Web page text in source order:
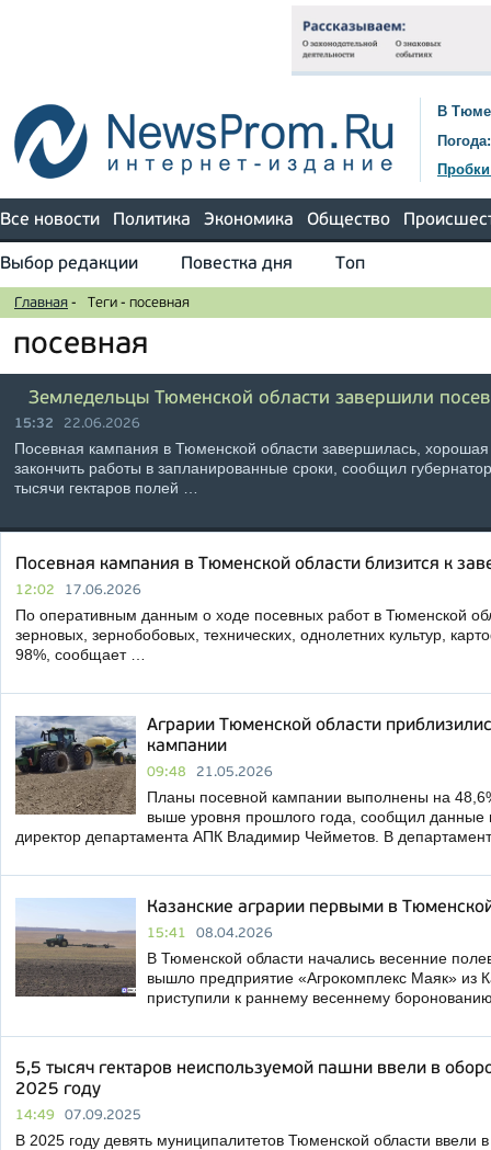
В
Погода:
Все новости Политика Экономика Общество
Выбор редакции Повестка дня Топ
Главная - Теги - посевная
посевная
Земледельцы Тюменской области завершили
15:32 22.06.2026
Посевная кампания в Тюменской области завершилась,
закончить работы в запланированные сроки, сообщил
тысячи гектаров полей …
Посевная кампания в Тюменской области близится к
12:02 17.06.2026
По оперативным данным о ходе посевных работ в Тюменской
зерновых, зернобобовых, технических, однолетних культур,
98%, сообщает …
Аграрии Тюменской области
кампании
09:48 21.05.2026
Планы посевной кампании выполнены на
выше уровня прошлого года, сообщил данные
директор департамента АПК Владимир Чейметов. В
Казанские аграрии первыми в
15:41 08.04.2026
В Тюменской области начались весенние
вышло предприятие «Агрокомплекс Маяк» из
приступили к раннему весеннему
5,5 тысяч гектаров неиспользуемой пашни ввели в
2025 году
14:49 07.09.2025
В 2025 году девять муниципалитетов Тюменской области ввели